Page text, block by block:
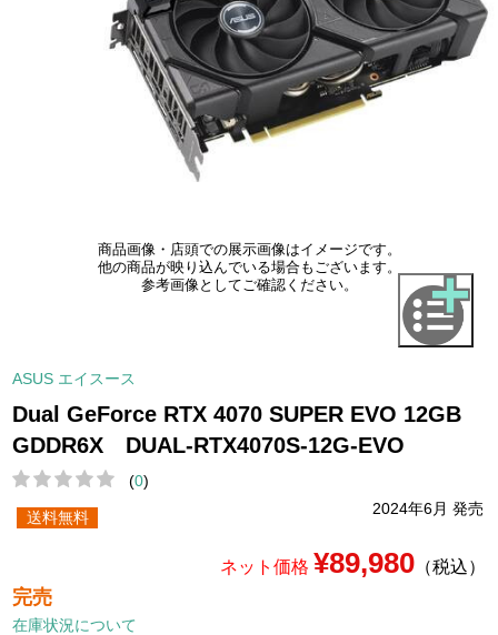
商品画像・店頭での展示画像はイメージです。
他の商品が映り込んでいる場合もございます。
参考画像としてご確認ください。
ASUS エイスース
Dual GeForce RTX 4070 SUPER EVO 12GB
GDDR6X DUAL-RTX4070S-12G-EVO
(0)
2024年6月 発売
送料無料
ネット価格 ¥89,980（税込）
完売
在庫状況について